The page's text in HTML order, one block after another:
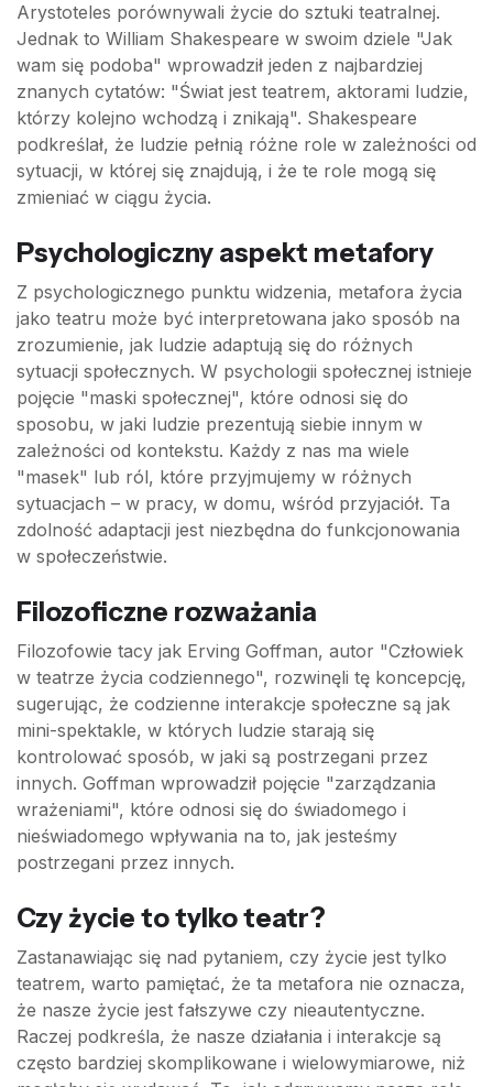
Arystoteles porównywali życie do sztuki teatralnej.
Jednak to William Shakespeare w swoim dziele "Jak
wam się podoba" wprowadził jeden z najbardziej
znanych cytatów: "Świat jest teatrem, aktorami ludzie,
którzy kolejno wchodzą i znikają". Shakespeare
podkreślał, że ludzie pełnią różne role w zależności od
sytuacji, w której się znajdują, i że te role mogą się
zmieniać w ciągu życia.
Psychologiczny aspekt metafory
Z psychologicznego punktu widzenia, metafora życia
jako teatru może być interpretowana jako sposób na
zrozumienie, jak ludzie adaptują się do różnych
sytuacji społecznych. W psychologii społecznej istnieje
pojęcie "maski społecznej", które odnosi się do
sposobu, w jaki ludzie prezentują siebie innym w
zależności od kontekstu. Każdy z nas ma wiele
"masek" lub ról, które przyjmujemy w różnych
sytuacjach – w pracy, w domu, wśród przyjaciół. Ta
zdolność adaptacji jest niezbędna do funkcjonowania
w społeczeństwie.
Filozoficzne rozważania
Filozofowie tacy jak Erving Goffman, autor "Człowiek
w teatrze życia codziennego", rozwinęli tę koncepcję,
sugerując, że codzienne interakcje społeczne są jak
mini-spektakle, w których ludzie starają się
kontrolować sposób, w jaki są postrzegani przez
innych. Goffman wprowadził pojęcie "zarządzania
wrażeniami", które odnosi się do świadomego i
nieświadomego wpływania na to, jak jesteśmy
postrzegani przez innych.
Czy życie to tylko teatr?
Zastanawiając się nad pytaniem, czy życie jest tylko
teatrem, warto pamiętać, że ta metafora nie oznacza,
że nasze życie jest fałszywe czy nieautentyczne.
Raczej podkreśla, że nasze działania i interakcje są
często bardziej skomplikowane i wielowymiarowe, niż